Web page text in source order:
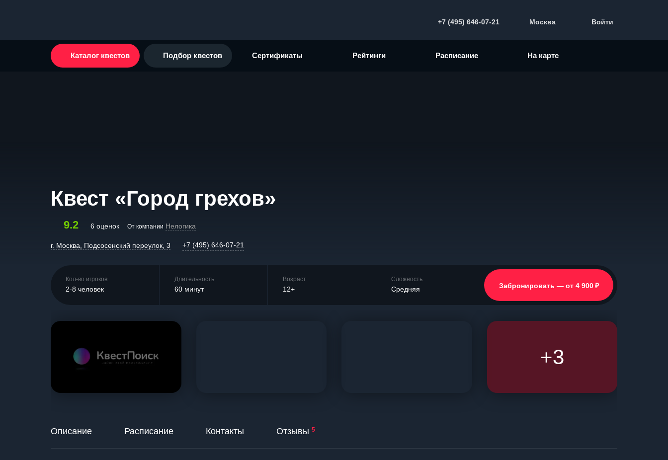
+7 (495) 646-07-21 Москва Войти
Каталог квестов Подбор квестов Сертификаты Рейтинги Расписание На карте
Квест «Город грехов»
9.2 6 оценок От компании Нелогика
г. Москва, Подсосенский переулок, 3 +7 (495) 646-07-21
Кол-во игроков
2-8 человек
Длительность
60 минут
Возраст
12+
Сложность
Средняя Забронировать — от 4 900 ₽
+3
Описание Расписание Контакты Отзывы 5